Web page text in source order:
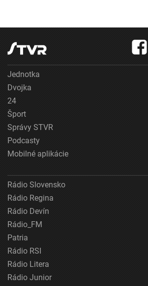
Jednotka
Dvojka
24
Šport
Správy STVR
Podcasty
Mobilné aplikácie
Rádio Slovensko
Rádio Regina
Rádio Devín
Rádio_FM
Patria
Rádio RSI
Rádio Litera
Rádio Junior